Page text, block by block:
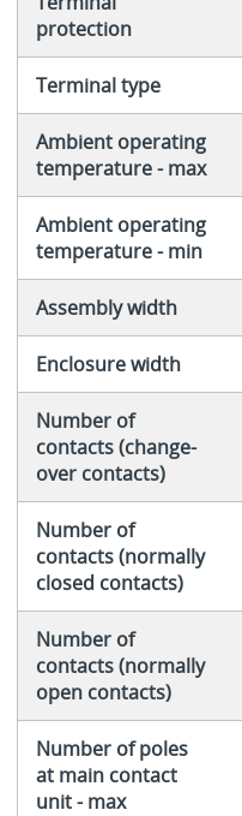
protection
Terminal type
Ambient operating
temperature - max
Ambient operating
temperature - min
Assembly width
Enclosure width
Number of
contacts (change-
over contacts)
Number of
contacts (normally
closed contacts)
Number of
contacts (normally
open contacts)
Number of poles
at main contact
unit - max